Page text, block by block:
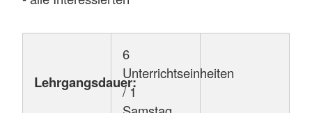
Lehrgangsdauer:
6
Unterrichtseinheiten
/ 1